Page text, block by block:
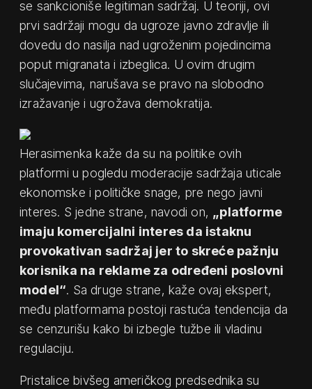
se sankcioniše legitiman sadržaj. U teoriji, ovi
prvi sadržaji mogu da ugroze javno zdravlje ili
dovedu do nasilja nad ugroženim pojedincima
poput migranata i izbeglica. U ovim drugim
slučajevima, narušava se pravo na slobodno
izražavanje i ugrožava demokratija.
Herasimenka kaže da su na politike ovih
platformi u pogledu moderacije sadržaja uticale
ekonomske i političke snage, pre nego javni
interes. S jedne strane, navodi on, „platforme
imaju komercijalni interes da istaknu
provokativan sadržaj jer to skreće pažnju
korisnika na reklame za određeni poslovni
model“. Sa druge strane, kaže ovaj ekspert,
među platformama postoji rastuća tendencija da
se cenzurišu kako bi izbegle tužbe ili vladinu
regulaciju.
Pristalice bivšeg američkog predsednika su